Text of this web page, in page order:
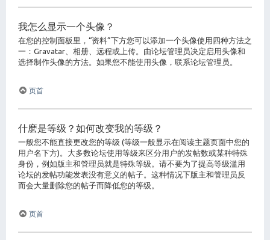
我怎么显示一个头像？
在您的控制面板里，“资料”下方您可以添加一个头像使用四种方法之
一：Gravatar、相册、远程或上传。由论坛管理员决定启用头像和
选择制作头像的方法。如果您不能使用头像，联系论坛管理员。
页首
什麽是等级？如何改变我的等级？
一般您不能直接更改您的等级 (等级一般显示在阅读主题页面中您的
用户名下方)。大多数论坛使用等级来区分用户的发帖数或某种特殊
身份，例如版主和管理员就是特殊等级。请不要为了提高等级滥用
论坛的发帖功能发表没有意义的帖子。这种情况下版主和管理员反
而会大量删除您的帖子而降低您的等级。
页首